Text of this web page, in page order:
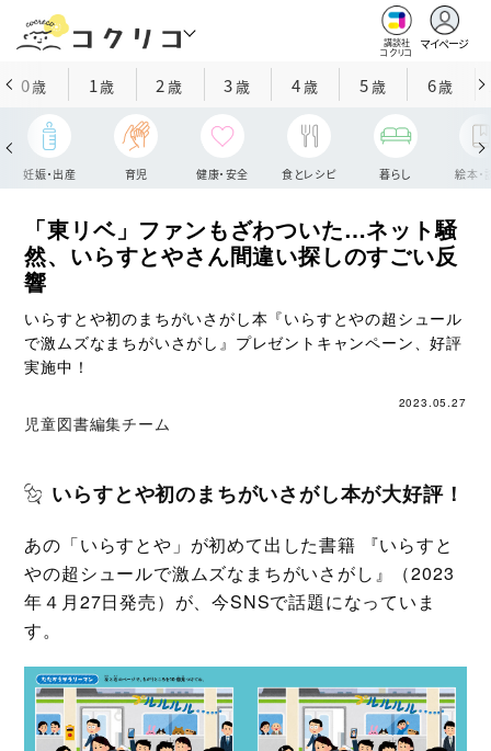
講談社
コクリコ
マイページ
0歳 1歳 2 歳 3歳 4歳 5歳 6歳
妊娠・出産 育児 健康・安全 食とレシピ 暮らし 絵本・
「東リベ」ファンもざわついた…ネット騒
然、いらすとやさん間違い探しのすごい反
響
いらすとや初のまちがいさがし本『いらすとやの超シュール
で激ムズなまちがいさがし』プレゼントキャンペーン、好評
実施中！
2023.05.27
児童図書編集チーム
いらすとや初のまちがいさがし本が大好評！
あの「いらすとや」が初めて出した書籍 『いらすと
やの超シュールで激ムズなまちがいさがし』（2023
年４月27日発売）が、今SNSで話題になっていま
す。